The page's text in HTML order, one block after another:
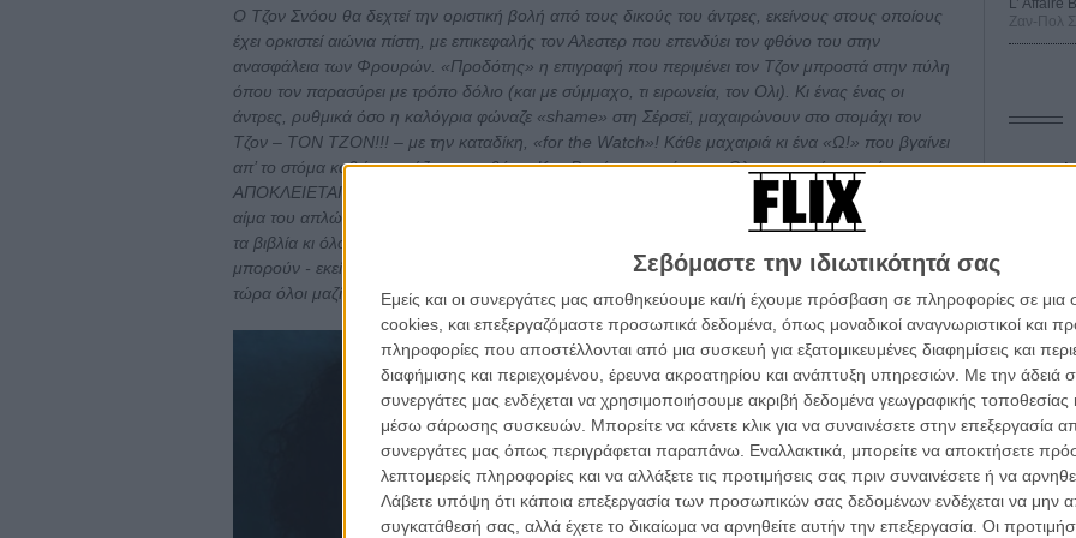
Σεβόμαστε την ιδιωτικότητά σας
Εμείς και οι συνεργάτες μας αποθηκεύουμε και/ή έχουμε πρόσβαση σε πληροφορίες σε
cookies, και επεξεργαζόμαστε προσωπικά δεδομένα, όπως μοναδικοί αναγνωριστικοί και
πληροφορίες που αποστέλλονται από μια συσκευή για εξατομικευμένες διαφημίσεις και
διαφήμισης και περιεχομένου, έρευνα ακροατηρίου και ανάπτυξη υπηρεσιών. Με την άδειά
συνεργάτες μας ενδέχεται να χρησιμοποιήσουμε ακριβή δεδομένα γεωγραφικής τοποθεσίας
μέσω σάρωσης συσκευών. Μπορείτε να κάνετε κλικ για να συναινέσετε στην επεξεργασία
συνεργάτες μας όπως περιγράφεται παραπάνω. Εναλλακτικά, μπορείτε να αποκτήσετε
λεπτομερείς πληροφορίες και να αλλάξετε τις προτιμήσεις σας πριν συναινέσετε ή να
Λάβετε υπόψη ότι κάποια επεξεργασία των προσωπικών σας δεδομένων ενδέχεται να μην
συγκατάθεσή σας, αλλά έχετε το δικαίωμα να αρνηθείτε αυτήν την επεξεργασία. Οι
Ο Τζον Σνόου θα δεχτεί την οριστική βολή από τους δικούς του άντρες, εκείνους στους οποίους
έχει ορκιστεί αιώνια πίστη, με επικεφαλής τον Αλεστερ που επενδύει τον φθόνο του στην
ανασφάλεια των Φρουρών. «Προδότης» η επιγραφή που περιμένει τον Τζον μπροστά στην πύλη
όπου τον παρασύρει με τρόπο δόλιο (και με σύμμαχο, τι ειρωνεία, τον Ολι). Κι ένας ένας οι
άντρες, ρυθμικά όσο η καλόγρια φώναζε «shame» στη Σέρσεϊ, μαχαιρώνουν στο στομάχι τον
Τζον – ΤΟΝ ΤΖΟΝ!!! – με την καταδίκη, «for the Watch»! Κάθε μαχαιριά κι ένα «Ω!» που βγαίνει
απ’ το στόμα καθώς κοιτάζεις την οθόνη. Κι ο Βρούτος, το τέκνο, ο Ολι, μαχαιριά κι αυτός.
ΑΠΟΚΛΕΙΕΤΑΙ! Κι όμως, το όμορφο αγόρι πέφτει ανάσκελα, το βλέμμα του κοιτάζει ψηλά και το
αίμα του απλώνεται στο χιόνι. ΤΙ; Χάθηκε κάποιος από τους εκνευριστικούς που έχουν διαβάσει
τα βιβλία κι όλο κάνουν τους έξυπνους, να μας πει τώρα ότι ο Τζον είναι ζωντανός; Αμ δεν
μπορούν - εκεί έχει σταματήσει τα συγγράμματά του κι ο Τζορτζ Ρ. Ρ. Μάρτιν, για να πορευτούμε
τώρα όλοι μαζί προς το μέλλον.
L’ Affaire
Ζαν-Πολ
Ο
10
τον